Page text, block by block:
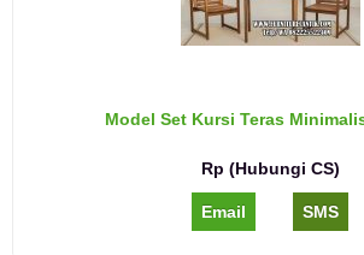
Model Set Kursi Teras
Rp (Hubungi CS)
Email SMS